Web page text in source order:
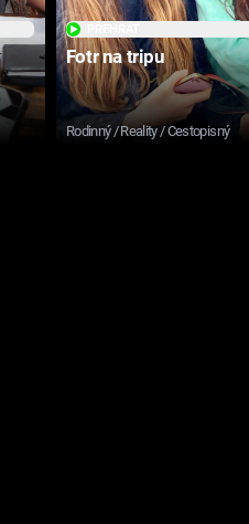
Fotr na tripu
Rodinný / Reality / Cestopisný